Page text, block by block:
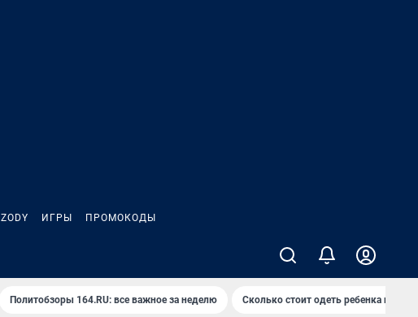
ZODY ИГРЫ ПРОМОКОДЫ
Политобзоры 164.RU: все важное за неделю Сколько стоит одеть ребенка на